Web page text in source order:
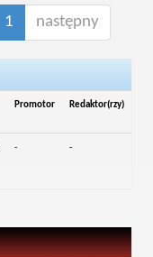
1 następny
Promotor Redaktor(rzy)
- -